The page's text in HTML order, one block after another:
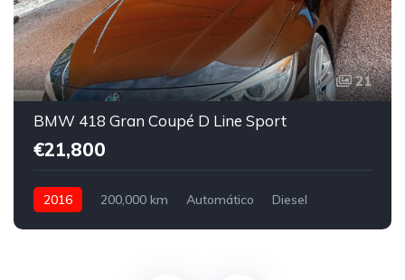
21
BMW 418 Gran Coupé D Line Sport
€21,800
2016 200,000 km Automático
Diesel